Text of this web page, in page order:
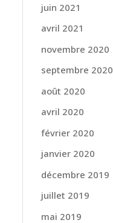
juin 2021
avril 2021
novembre 2020
septembre 2020
août 2020
avril 2020
février 2020
janvier 2020
décembre 2019
juillet 2019
mai 2019